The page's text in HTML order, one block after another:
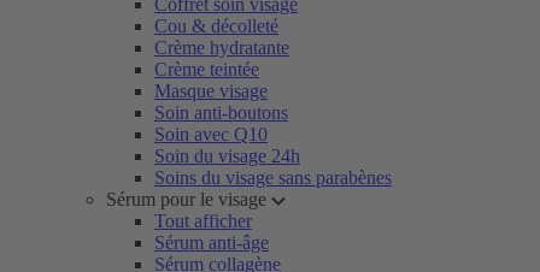
Coffret soin visage
Cou & décolleté
Crème hydratante
Crème teintée
Masque visage
Soin anti-boutons
Soin avec Q10
Soin du visage 24h
Soins du visage sans parabènes
Sérum pour le visage
Tout afficher
Sérum anti-âge
Sérum collagène